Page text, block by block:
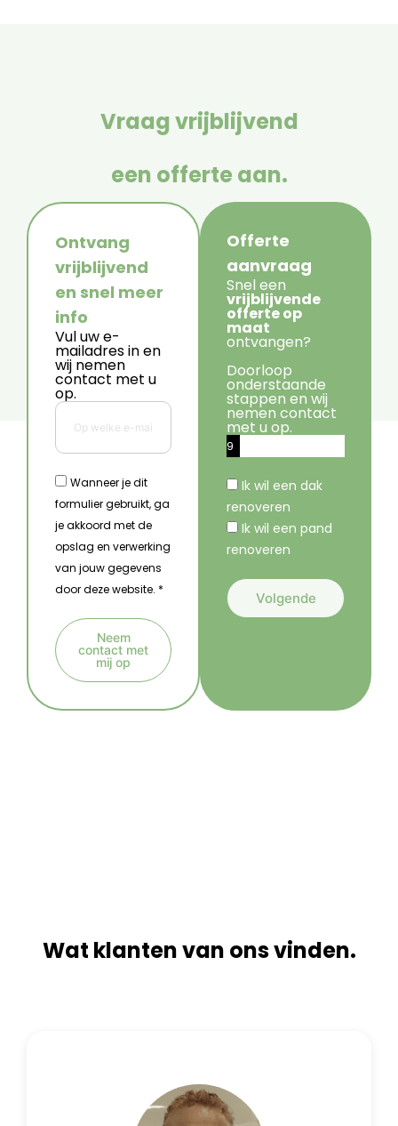
Vraag vrijblijvend
een offerte aan.
Ontvang
vrijblijvend
en snel meer
info
Vul uw e-
mailadres in en
wij nemen
contact met u
op.
Wanneer je dit
formulier gebruikt, ga
je akkoord met de
opslag en verwerking
van jouw gegevens
door deze website. *
Neem
contact met
mij op
l
Offerte
aanvraag
Snel een
vrijblijvende
offerte op
maat
ontvangen?
Doorloop
onderstaande
stappen en wij
nemen contact
met u op.
9
Ik wil een dak
renoveren
Ik wil een pand
renoveren
Volgende
r
Wat klanten van ons vinden.